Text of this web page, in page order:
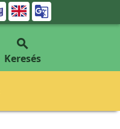


Keresés